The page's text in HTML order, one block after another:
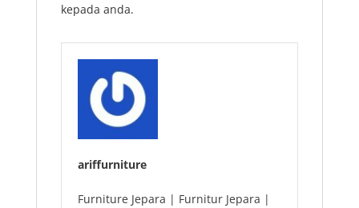
kepada anda.
ariffurniture
Furniture Jepara | Furnitur Jepara |